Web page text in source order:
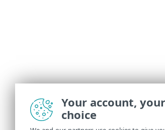
Your account,
choice